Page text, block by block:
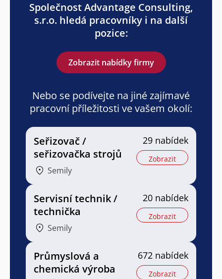
Společnost Advantage Consulting,
s.r.o. hledá pracovníky i na další
pozice:
Zobrazit nabídky firmy
Nebo se podívejte na jiné zajímavé
pracovní příležitosti ve vašem okolí:
Seřizovač /
seřizovačka strojů
Semily
29 nabídek
Zobrazit
Servisní technik /
technička
Semily
20 nabídek
Zobrazit
Průmyslová a
chemická výroba
672 nabídek
Zobrazit